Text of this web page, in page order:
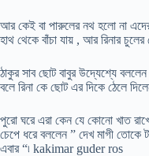
আর কেই বা পারুলের নথ হলো না
হাথ থেকে বাঁচা যায় , আর রিনার
ঠাকুর সাব ছোট বাবুর উদ্যেশ্যে
বলে রিনা কে ছোট এর দিকে ঠেলে
পুরো ঘরে এরা কেন যে কোনো খাত রাখে
চেপে ধরে বললেন ” দেখ মাগী তোকে
এবার “৷ kakimar guder ros